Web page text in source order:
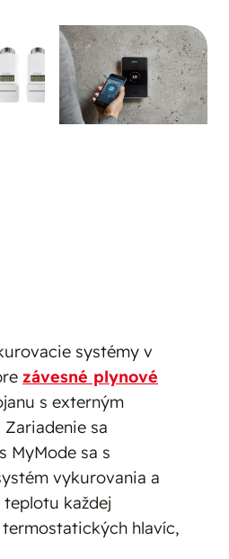
systémy v
závesné plynové
s externým
sa
MyMode sa s
vykurovania a
každej
hlavíc,